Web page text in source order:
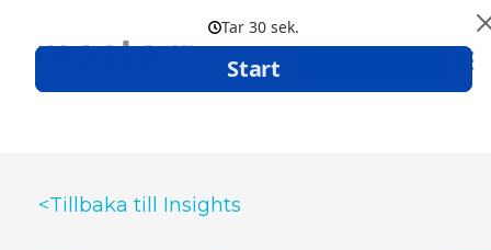
<Tillbaka till Insights